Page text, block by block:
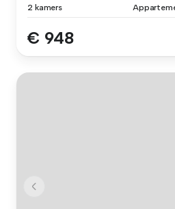
2 kamers
€ 948